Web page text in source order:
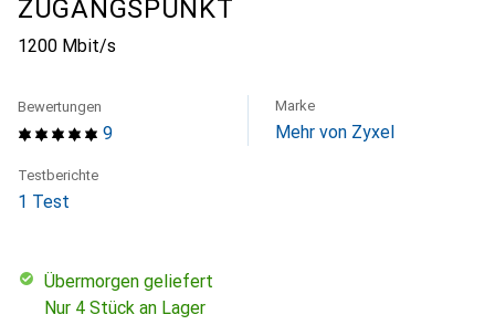
ZUGANGSPUNKT
1200 Mbit/s
9
Bewertungen Marke
Mehr von Zyxel
Testberichte
1 Test
übermorgen geliefert
Nur 4 Stück an Lager